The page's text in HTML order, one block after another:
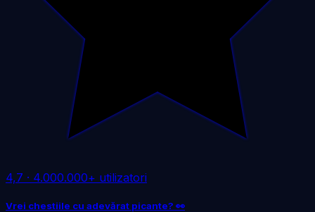
4,7 · 4.000.000+ utilizatori
Vrei chestiile cu adevărat picante? 👀